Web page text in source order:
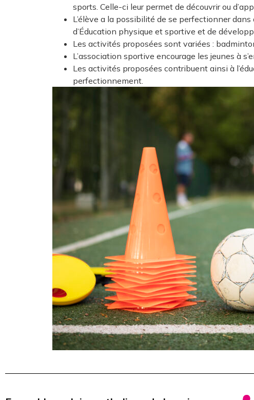
sports. Celle-ci leur permet de découvrir ou
L’élève a la possibilité de se perfectionner
d’Éducation physique et sportive et de
Les activités proposées sont variées :
L’association sportive encourage les jeunes à
Les activités proposées contribuent ainsi à
perfectionnement.